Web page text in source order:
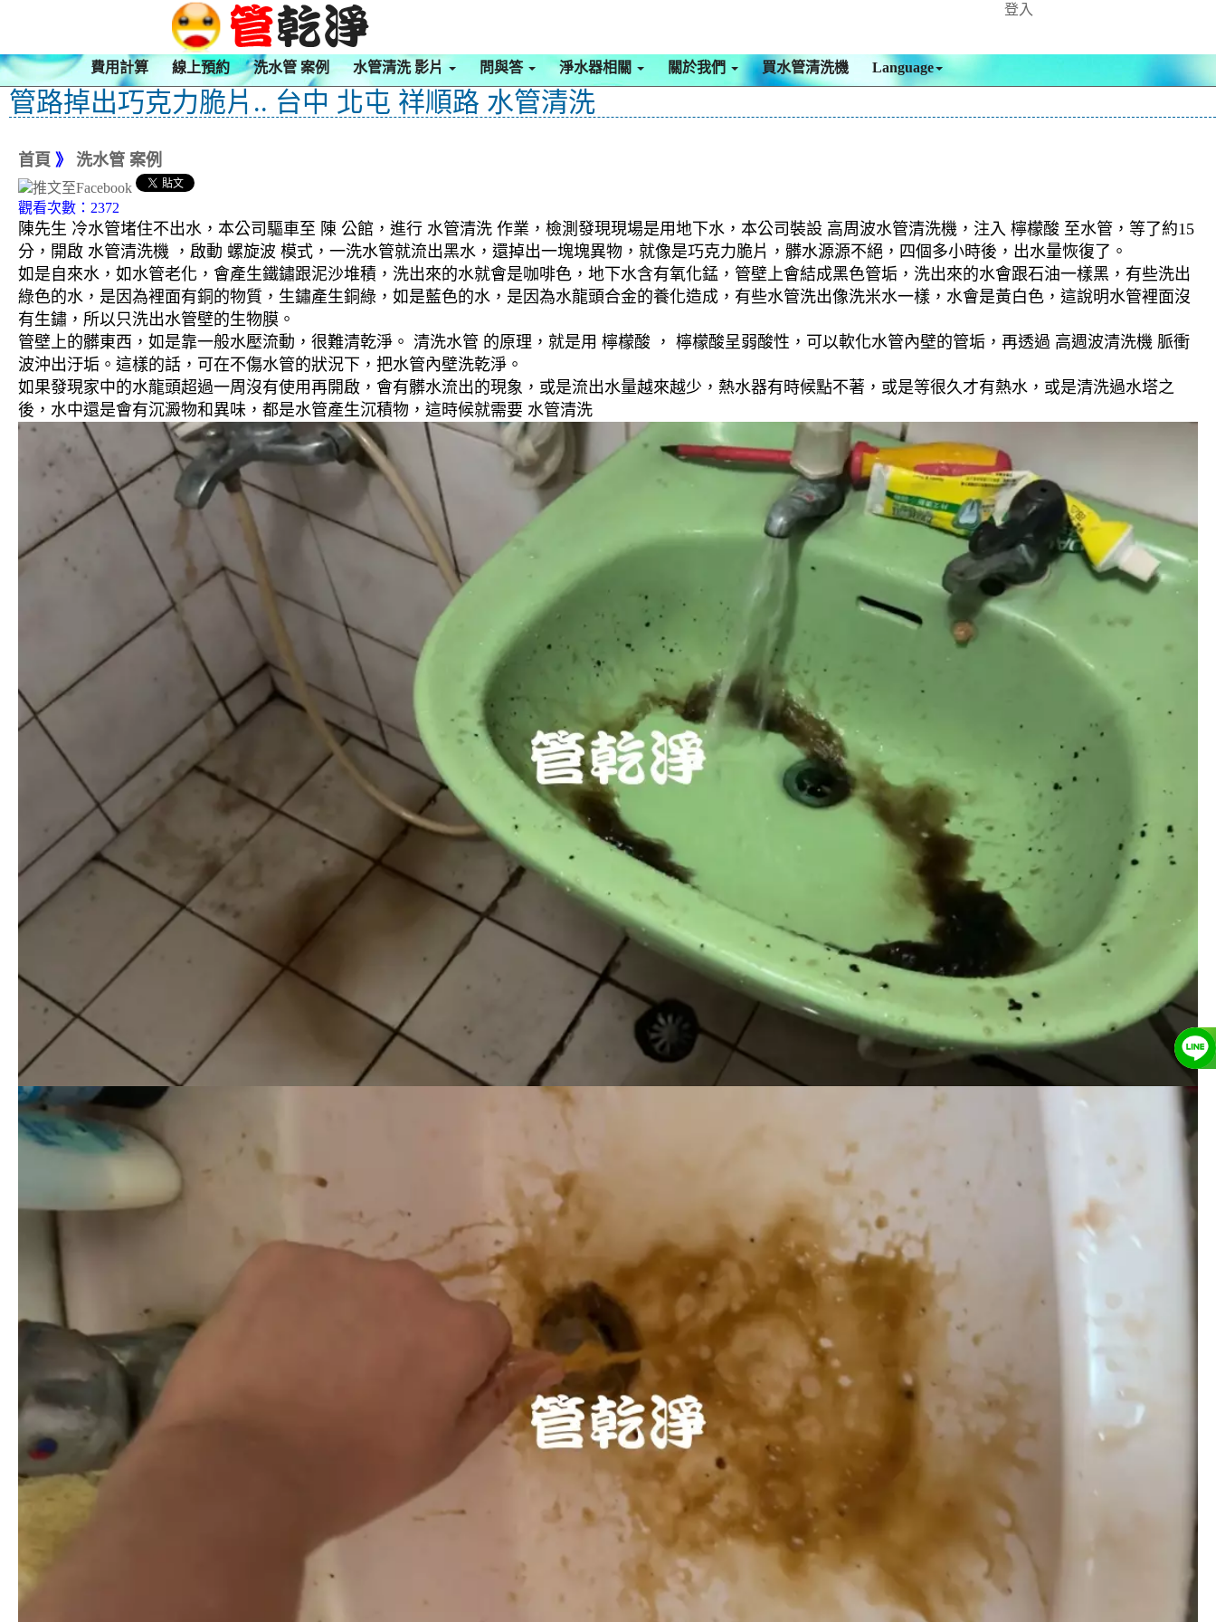
登入
費用計算 線上預約 洗水管 案例 水管清洗 影片 問與答 淨水器相關 關於我們 買水管清洗機 Language
管路掉出巧克力脆片.. 台中 北屯 祥順路 水管清洗
首頁 》 洗水管 案例
觀看次數：2372
陳先生 冷水管堵住不出水，本公司驅車至 陳 公館，進行 水管清洗 作業，檢測發現現場是用地下水，本公司裝設 高周波水管清洗機，注入 檸檬酸 至水管，等了約15
分，開啟 水管清洗機 ，啟動 螺旋波 模式，一洗水管就流出黑水，還掉出一塊塊異物，就像是巧克力脆片，髒水源源不絕，四個多小時後，出水量恢復了。
如是自來水，如水管老化，會產生鐵鏽跟泥沙堆積，洗出來的水就會是咖啡色，地下水含有氧化錳，管壁上會結成黑色管垢，洗出來的水會跟石油一樣黑，有些洗出
綠色的水，是因為裡面有銅的物質，生鏽產生銅綠，如是藍色的水，是因為水龍頭合金的養化造成，有些水管洗出像洗米水一樣，水會是黃白色，這說明水管裡面沒
有生鏽，所以只洗出水管壁的生物膜。
管壁上的髒東西，如是靠一般水壓流動，很難清乾淨。 清洗水管 的原理，就是用 檸檬酸 ， 檸檬酸呈弱酸性，可以軟化水管內壁的管垢，再透過 高週波清洗機 脈衝
波沖出汙垢。這樣的話，可在不傷水管的狀況下，把水管內壁洗乾淨。
如果發現家中的水龍頭超過一周沒有使用再開啟，會有髒水流出的現象，或是流出水量越來越少，熱水器有時候點不著，或是等很久才有熱水，或是清洗過水塔之
後，水中還是會有沉澱物和異味，都是水管產生沉積物，這時候就需要 水管清洗